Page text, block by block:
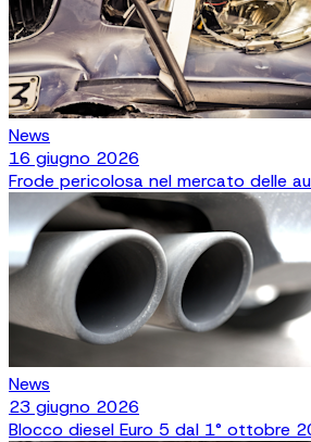
News
16 giugno 2026
Frode pericolosa nel mercato delle
News
23 giugno 2026
Blocco diesel Euro 5 dal 1° ottobre